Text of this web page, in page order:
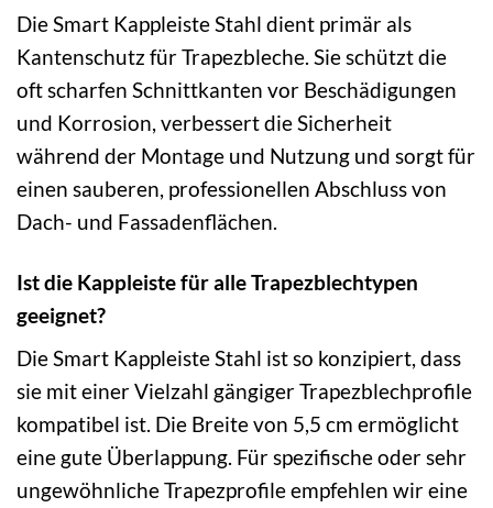
Die Smart Kappleiste Stahl dient primär als
Kantenschutz für Trapezbleche. Sie schützt die
oft scharfen Schnittkanten vor Beschädigungen
und Korrosion, verbessert die Sicherheit
während der Montage und Nutzung und sorgt für
einen sauberen, professionellen Abschluss von
Dach- und Fassadenflächen.
Ist die Kappleiste für alle Trapezblechtypen
geeignet?
Die Smart Kappleiste Stahl ist so konzipiert, dass
sie mit einer Vielzahl gängiger Trapezblechprofile
kompatibel ist. Die Breite von 5,5 cm ermöglicht
eine gute Überlappung. Für spezifische oder sehr
ungewöhnliche Trapezprofile empfehlen wir eine